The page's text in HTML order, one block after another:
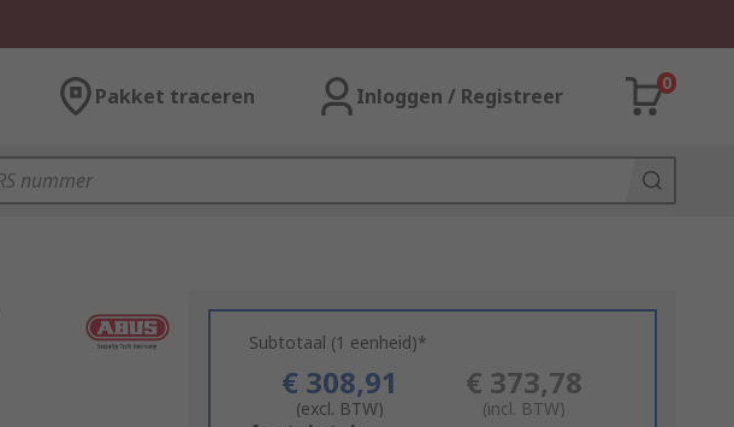
Pakket traceren Inloggen / Registreer
0
Subtotaal (1 eenheid)*
€ 308,91
(excl. BTW)
€ 373,78
(incl. BTW)